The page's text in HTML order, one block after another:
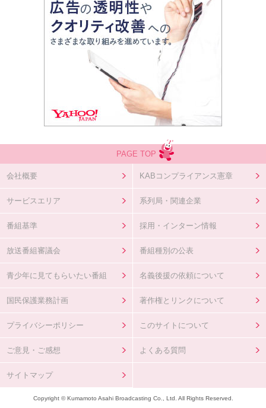
PAGE TOP
会社概要 KABコンプライアンス憲章
サービスエリア 系列局・関連企業
番組基準 採用・インターン情報
放送番組審議会 番組種別の公表
青少年に見てもらいたい番組 名義後援の依頼について
国民保護業務計画 著作権とリンクについて
プライバシーポリシー このサイトについて
ご意見・ご感想 よくある質問
サイトマップ
Copyright © Kumamoto Asahi Broadcasting Co., Ltd. All Rights Reserved.